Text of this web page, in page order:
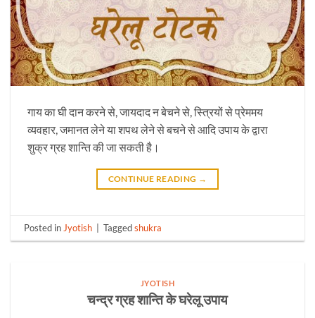
गाय का घी दान करने से, जायदाद न बेचने से, स्त्रियों से प्रेममय
व्यवहार, जमानत लेने या शपथ लेने से बचने से आदि उपाय के द्वारा
शुक्र ग्रह शान्ति की जा सकती है।
CONTINUE READING →
Posted in Jyotish | Taggedshukra
JYOTISH
चन्द्र ग्रह शान्ति के घरेलू उपाय